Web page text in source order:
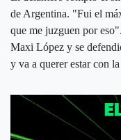
de Argentina. "Fui el
que me juzguen por
Maxi López y se
y va a querer estar con